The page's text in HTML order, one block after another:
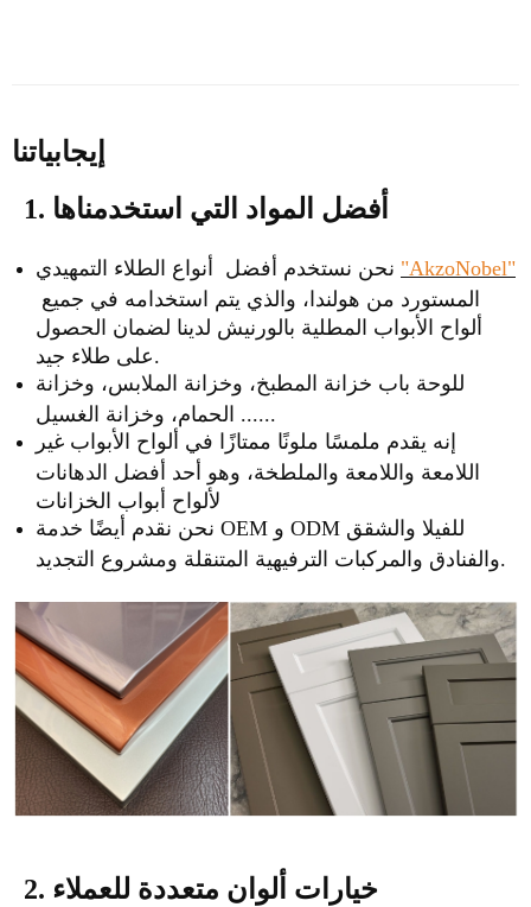
إيجابياتنا
1. أفضل المواد التي استخدمناها
"AkzoNobel"
ألواح الأبواب المطلية بالورنيش لدينا لضمان الحصول
للوحة باب خزانة المطبخ، وخزانة الملابس، وخزانة
إنه يقدم ملمسًا ملونًا ممتازًا في ألواح الأبواب غير
اللامعة واللامعة والملطخة، وهو أحد أفضل الدهانات
لألواح أبواب الخزانات
نحن نقدم أيضًا خدمة OEM و ODM للفيلا والشقق
2. خيارات ألوان متعددة للعملاء